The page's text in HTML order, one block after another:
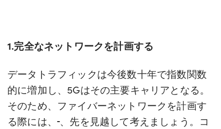
1.完全なネットワークを計画する
データトラフィックは今後数十年で指数関数
的に増加し、5Gはその主要キャリアとなる。
そのため、ファイバーネットワークを計画す
る際には、
、先を見越して考えましょう。コ